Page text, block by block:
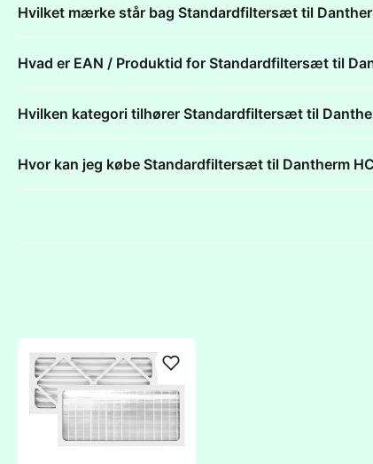
Hvilket mærke står bag Standardfiltersæt til
Hvad er EAN / Produktid for Standardfiltersæt til
Hvilken kategori tilhører Standardfiltersæt til
Hvor kan jeg købe Standardfiltersæt til Dantherm